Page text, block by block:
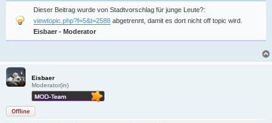
Dieser Beitrag wurde von Stadtvorschlag für junge Leute?:
viewtopic.php?f=5&t=2588 abgetrennt, damit es dort nicht off topic wird.
Eisbaer - Moderator
Eisbaer
Moderator(in)
Offline